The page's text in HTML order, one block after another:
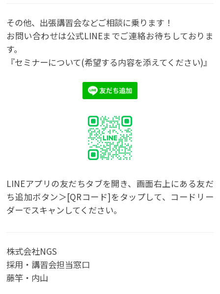
その他、出張講習会などご相談に乗ります！
お問い合わせは公式LINEまでご連絡お待ちしておりま
す。
『セミナーについて(希望する内容を添えてください)』
LINEアプリの友だちタブを開き、画面右上にある友だ
ち追加ボタン＞[QRコード]をタップして、コードリー
ダーでスキャンしてください。
株式会社NGS
採用・講習会担当窓口
藤竿・内山